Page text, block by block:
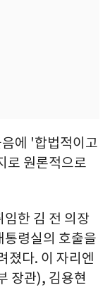
에 '합법적이고
로 원론적으로
한 김 전 의장
령실의 호출을
졌다. 이 자리엔
장관), 김용현